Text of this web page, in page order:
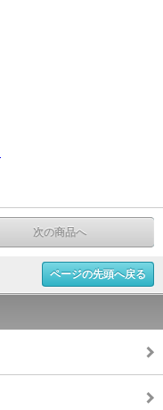
次の商品へ
ページの先頭へ戻る